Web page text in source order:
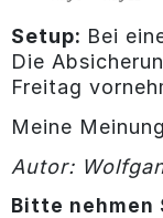
Setup: Bei
Die
Freitag
Meine
Autor:
Bitte nehmen